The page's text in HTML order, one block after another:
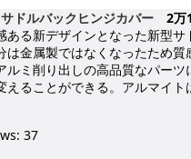
ドルバックヒンジカバー 2万
ある新デザインとなった新型サ
は金属製ではなくなったため質
ルミ削り出しの高品質なパーツ
えることができる。アルマイ
37